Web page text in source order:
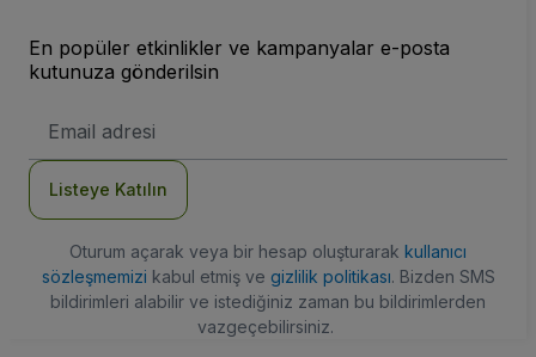
En popüler etkinlikler ve kampanyalar e-posta
kutunuza gönderilsin
posta
Listeye Katılın
Oturum açarak veya bir hesap oluşturarak kullanıcı
sözleşmemizi kabul etmiş ve gizlilik politikası. Bizden SMS
bildirimleri alabilir ve istediğiniz zaman bu bildirimlerden
vazgeçebilirsiniz.